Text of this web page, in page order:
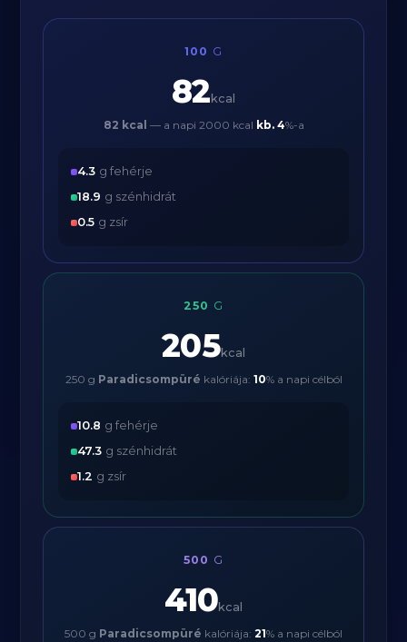
100 G
82 kcal
82 kcal — a napi 2000 kcal kb. 4%-a
4.3 g fehérje
18.9 g szénhidrát
0.5 g zsír
250 G
205kcal
250 g Paradicsompüré kalóriája: 10% a napi célból
10.8 g fehérje
47.3 g szénhidrát
1.2 g zsír
500 G
410kcal
500 g Paradicsompüré kalóriája: 21% a napi célból